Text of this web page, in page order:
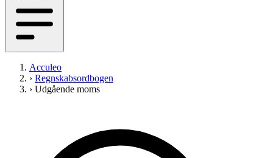
Acculeo
› Regnskabsordbogen
› Udgående moms